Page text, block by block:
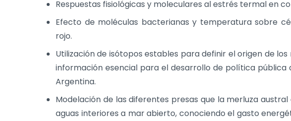
Respuestas fisiológicas y moleculares al estrés termal en
Efecto de moléculas bacterianas y temperatura sobre
rojo.
Utilización de isótopos estables para definir el origen de
información esencial para el desarrollo de política pública
Argentina.
Modelación de las diferentes presas que la merluza
aguas interiores a mar abierto, conociendo el gasto